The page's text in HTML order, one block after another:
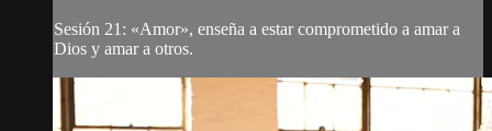
Sesión 21: «Amor», enseña a estar comprometido a amar a
Dios y amar a otros.